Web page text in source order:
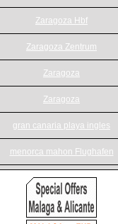
Zaragoza Hbf
Zaragoza Zentrum
Zaragoza
Zaragoza
gran canaria playa ingles
menorca mahon Flughafen